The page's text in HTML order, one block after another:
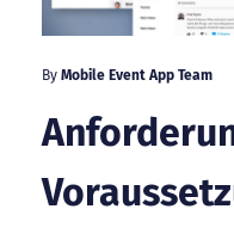
By Mobile Event App Team